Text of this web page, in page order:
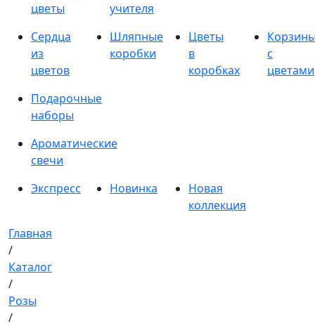
цветы
учителя
Сердца
из
цветов
Шляпные
коробки
Цветы
в
коробках
с
цветами
Подарочные
наборы
Ароматические
свечи
Экспресс
Новинка
Новая
коллекция
Главная
/
Каталог
/
Розы
/